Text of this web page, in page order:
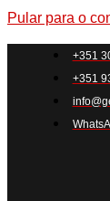
Pular para o
+351
+351